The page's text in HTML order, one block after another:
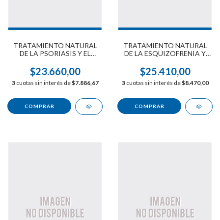
TRATAMIENTO NATURAL
DE LA PSORIASIS Y EL
$23.660,00
3 cuotas sin interés de$7.886,67
TRATAMIENTO NATURAL
DE LA ESQUIZOFRENIA Y
$25.410,00
3 cuotas sin interés de$8.470,00